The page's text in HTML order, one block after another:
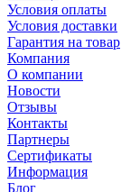
Условия оплаты
Условия доставки
Гарантия на товар
Компания
О компании
Новости
Отзывы
Контакты
Партнеры
Сертификаты
Информация
Блог